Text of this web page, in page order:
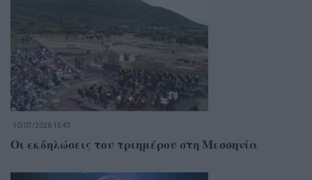
10/07/2026 15:43
Οι εκδηλώσεις του τριημέρου στη Μεσσηνία